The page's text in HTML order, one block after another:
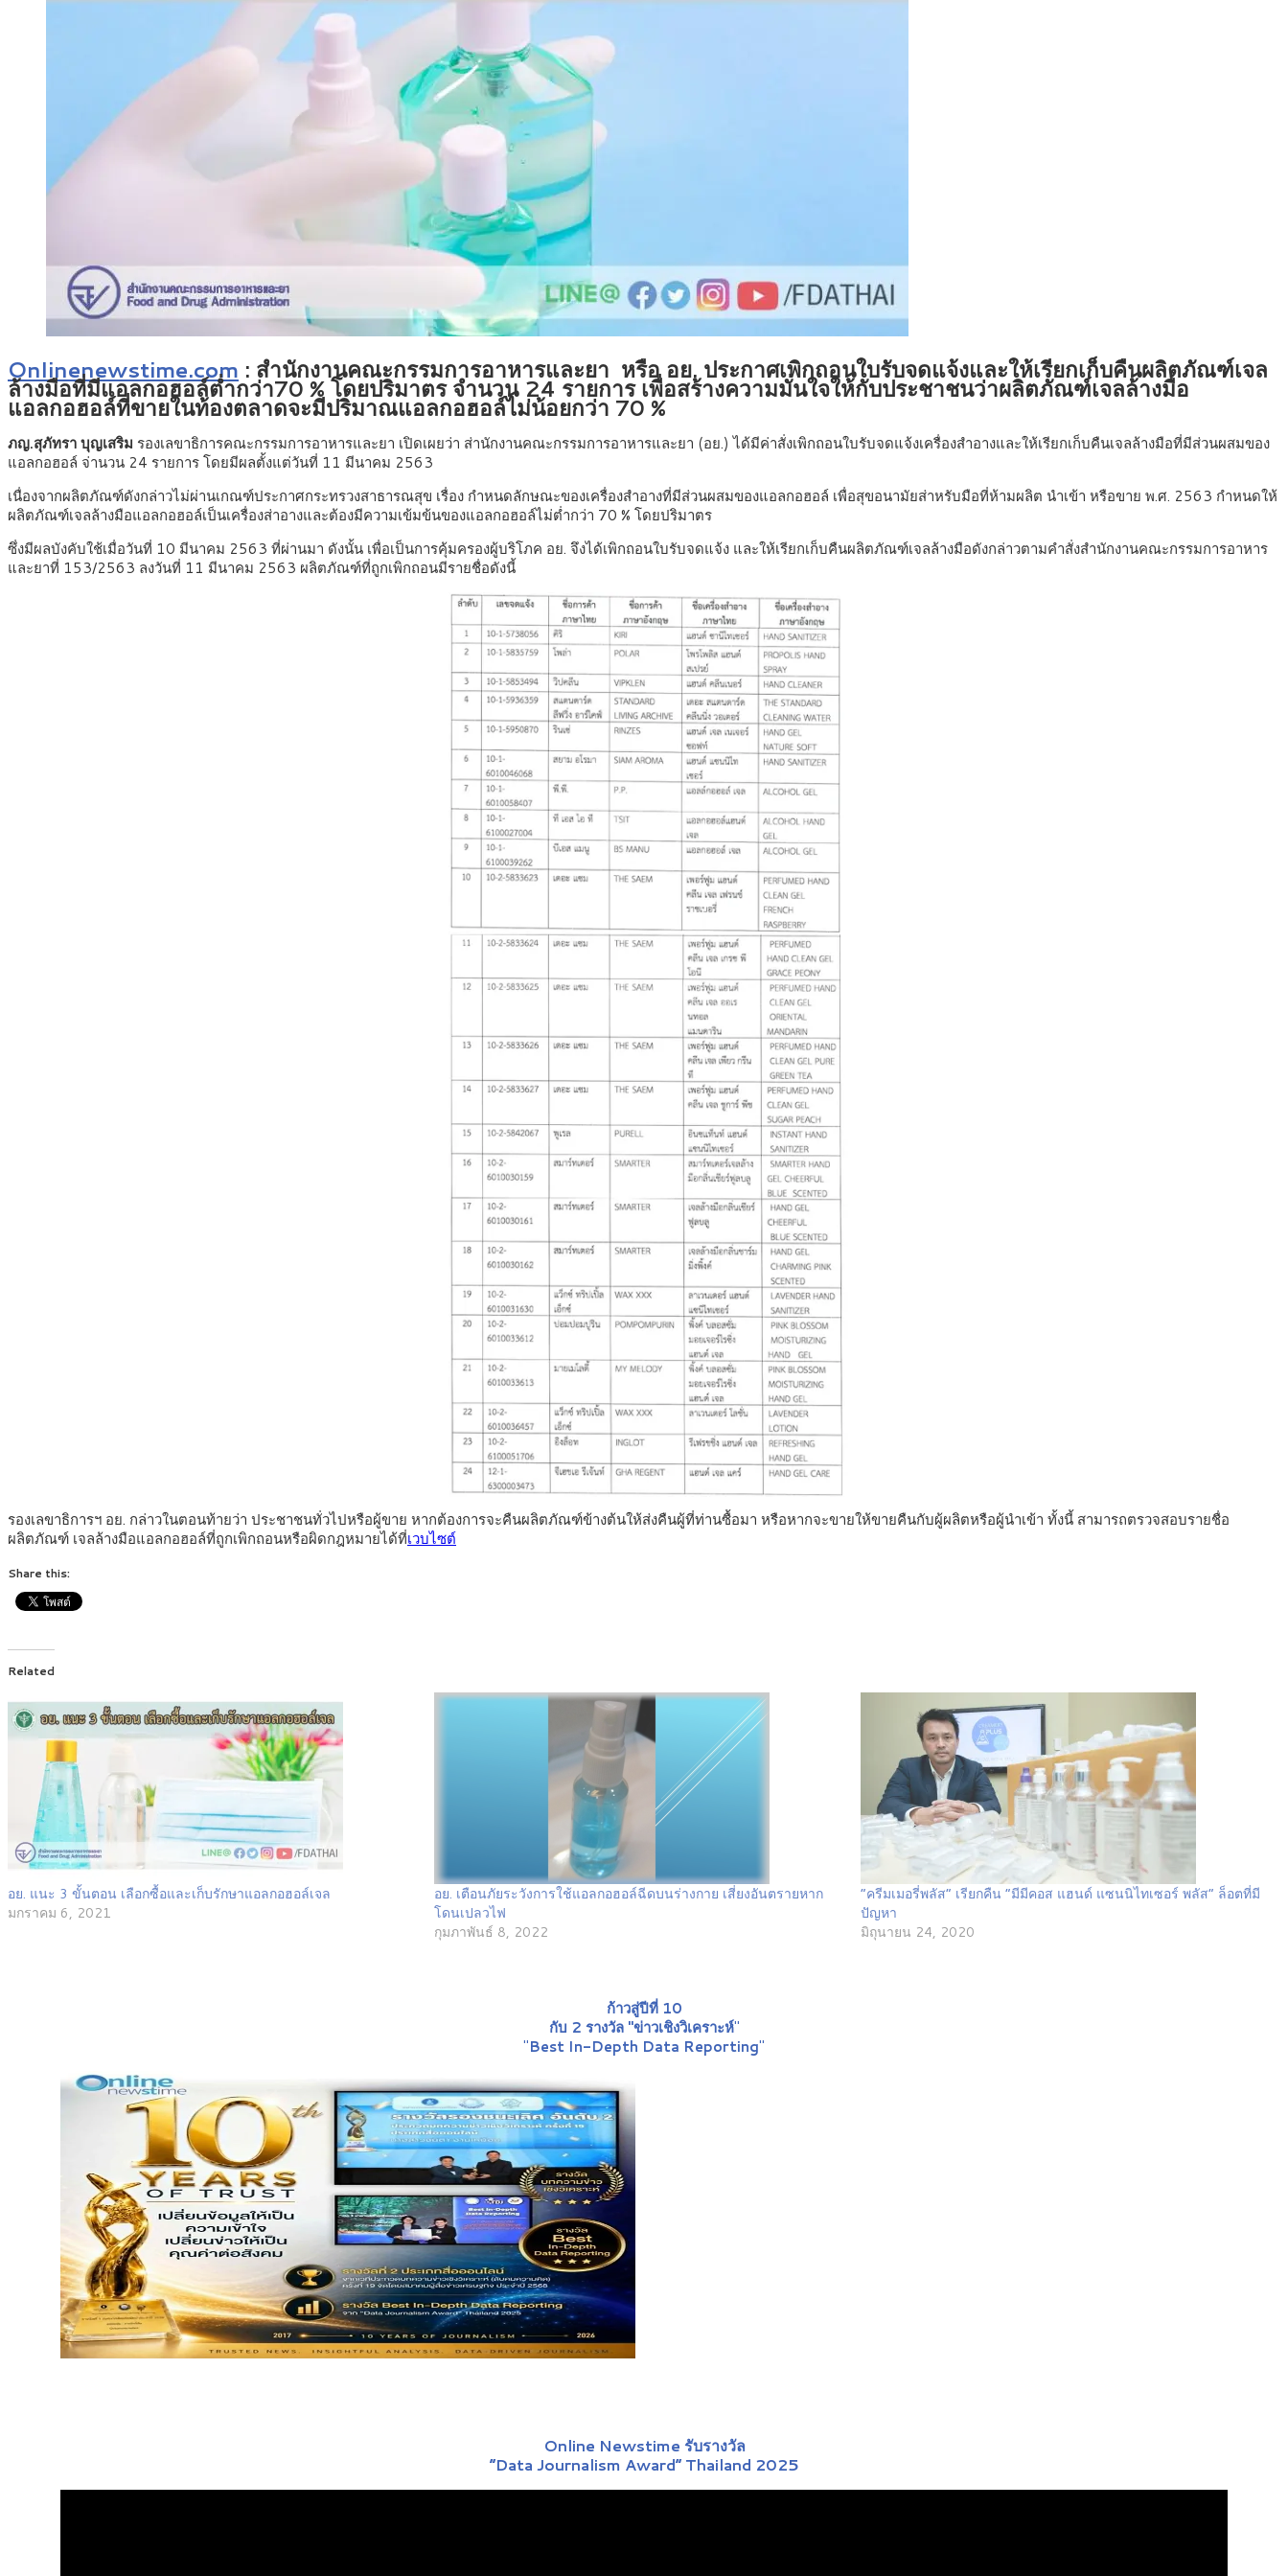
Onlinenewstime.com : สำนักงานคณะกรรมการอาหารและยา หรือ อย. ประกาศเพิกถอนใบรับจดแจ้งและให้เรียกเก็บคืนผลิตภัณฑ์เจล
ล้างมือที่มีแอลกอฮอล์ต่ำกว่า70 % โดยปริมาตร จำนวน 24 รายการ เพื่อสร้างความมั่นใจให้กับประชาชนว่าผลิตภัณฑ์เจลล้างมือ
แอลกอฮอล์ที่ขายในท้องตลาดจะมีปริมาณแอลกอฮอล์ไม่น้อยกว่า 70 %
ภญ.สุภัทรา บุญเสริม รองเลขาธิการคณะกรรมการอาหารและยา เปิดเผยว่า ส่านักงานคณะกรรมการอาหารและยา (อย.) ได้มีค่าสั่งเพิกถอนใบรับจดแจ้งเครื่องสำอางและให้เรียกเก็บคืนเจลล้างมือที่มีส่วนผสมของ
แอลกอฮอล์ จ่านวน 24 รายการ โดยมีผลตั้งแต่วันที่ 11 มีนาคม 2563
เนื่องจากผลิตภัณฑ์ดังกล่าวไม่ผ่านเกณฑ์ประกาศกระทรวงสาธารณสุข เรื่อง กำหนดลักษณะของเครื่องสำอางที่มีส่วนผสมของแอลกอฮอล์ เพื่อสุขอนามัยส่าหรับมือที่ห้ามผลิต นำเข้า หรือขาย พ.ศ. 2563 กำหนดให้
ผลิตภัณฑ์เจลล้างมือแอลกอฮอล์เป็นเครื่องส่าอางและต้องมีความเข้มข้นของแอลกอฮอล์ไม่ต่ำกว่า 70 % โดยปริมาตร
ซึ่งมีผลบังคับใช้เมื่อวันที่ 10 มีนาคม 2563 ที่ผ่านมา ดังนั้น เพื่อเป็นการคุ้มครองผู้บริโภค อย. จึงได้เพิกถอนใบรับจดแจ้ง และให้เรียกเก็บคืนผลิตภัณฑ์เจลล้างมือดังกล่าวตามคำสั่งสำนักงานคณะกรรมการอาหาร
และยาที่ 153/2563 ลงวันที่ 11 มีนาคม 2563 ผลิตภัณฑ์ที่ถูกเพิกถอนมีรายชื่อดังนี้
รองเลขาธิการฯ อย. กล่าวในตอนท้ายว่า ประชาชนทั่วไปหรือผู้ขาย หากต้องการจะคืนผลิตภัณฑ์ข้างต้นให้ส่งคืนผู้ที่ท่านซื้อมา หรือหากจะขายให้ขายคืนกับผู้ผลิตหรือผู้นำเข้า ทั้งนี้ สามารถตรวจสอบรายชื่อ
ผลิตภัณฑ์ เจลล้างมือแอลกอฮอล์ที่ถูกเพิกถอนหรือผิดกฎหมายได้ที่เวบไซต์
Share this:
Related
อย. แนะ 3 ขั้นตอน เลือกซื้อและเก็บรักษาแอลกอฮอล์เจล
มกราคม 6, 2021
อย. เตือนภัยระวังการใช้แอลกอฮอล์ฉีดบนร่างกาย เสี่ยงอันตรายหาก
โดนเปลวไฟ
กุมภาพันธ์ 8, 2022
“ครีมเมอรี่พลัส” เรียกคืน “มีมีคอส แฮนด์ แซนนิไทเซอร์ พลัส” ล็อตที่มี
ปัญหา
มิถุนายน 24, 2020
ก้าวสู่ปีที่ 10
กับ 2 รางวัล "ข่าวเชิงวิเคราะห์"
"Best In-Depth Data Reporting"
Online Newstime รับรางวัล
“Data Journalism Award” Thailand 2025